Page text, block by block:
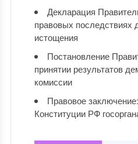
Декларация
правовых последствиях
истощения
Постановление
принятии результатов
комиссии
Правовое
Конституции РФ